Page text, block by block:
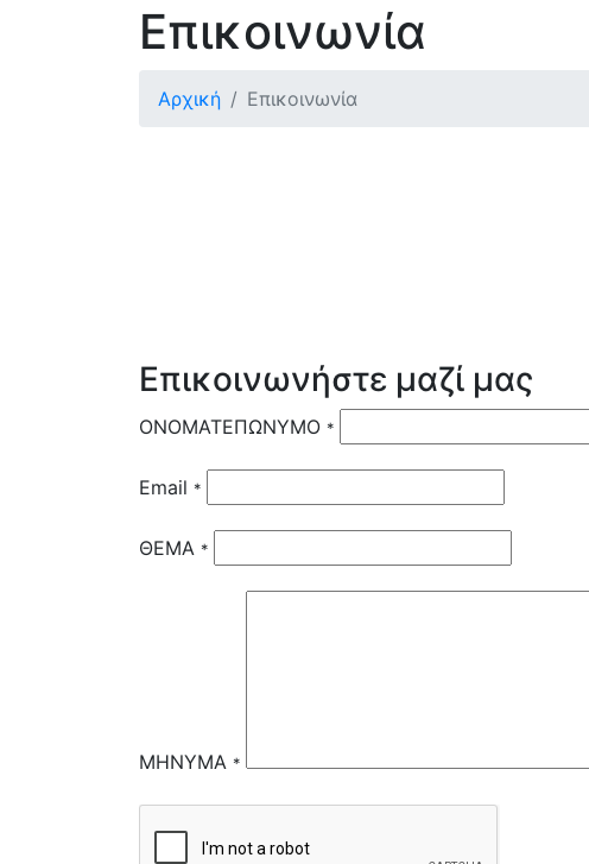
Επικοινωνία
Αρχική Επικοινωνία
Επικοινωνήστε μαζί μας
ΟΝΟΜΑΤΕΠΩΝΥΜΟ *
Email *
ΘΕΜΑ *
ΜΗΝΥΜΑ *